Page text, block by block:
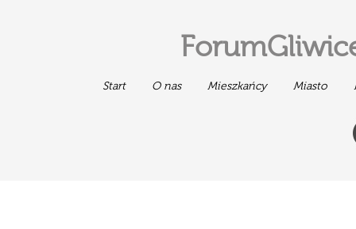
Start O nas Mieszkańcy Miasto